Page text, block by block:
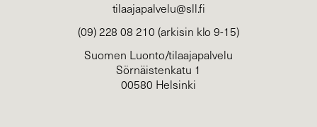
tilaajapalvelu@sll.fi
(09) 228 08 210 (arkisin klo 9-15)
Suomen Luonto/tilaajapalvelu
Sörnäistenkatu 1
00580 Helsinki